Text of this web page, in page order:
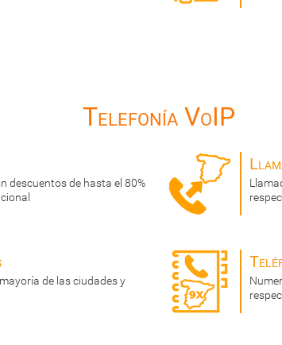
Telefonía VoIP
descuentos de hasta el 80%
de las ciudades y